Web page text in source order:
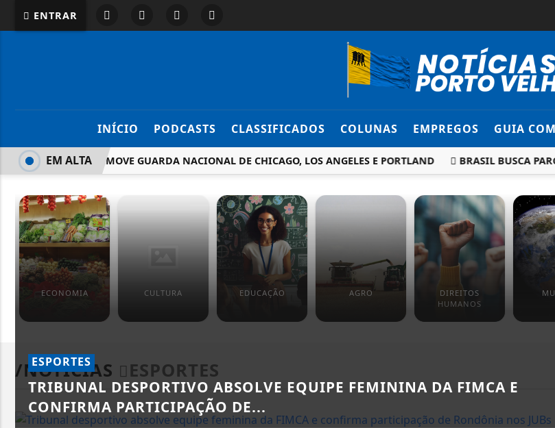
ENTRAR
INÍCIO PODCASTS CLASSIFICADOS COLUNAS EMPREGOS GUIA
TRUMP REMOVE GUARDA NACIONAL DE CHICAGO, LOS ANGELES E PORTLAND BRASIL BUSCA
EM ALTA
ECONOMIA CULTURA EDUCAÇÃO AGRO
DIREITOS
HUMANOS
/NOTÍCIAS ESPORTES
ESPORTES
TRIBUNAL DESPORTIVO ABSOLVE EQUIPE FEMININA DA FIMCA E
CONFIRMA PARTICIPAÇÃO DE...